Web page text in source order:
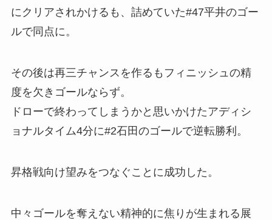
にクリアされかけるも、詰めていた#47平井のゴー
ルで同点に。
その後は再三チャンスを作るもフィニッシュの精
度を欠きゴールならず。
ドローで終わってしまうかと思いかけたアディシ
ョナルタイム4分に#2石田のゴールで逆転勝利。
昇格戦向け望みをつなぐことに成功した。
中々ゴールを奪えない精神的に焦りが生まれる展